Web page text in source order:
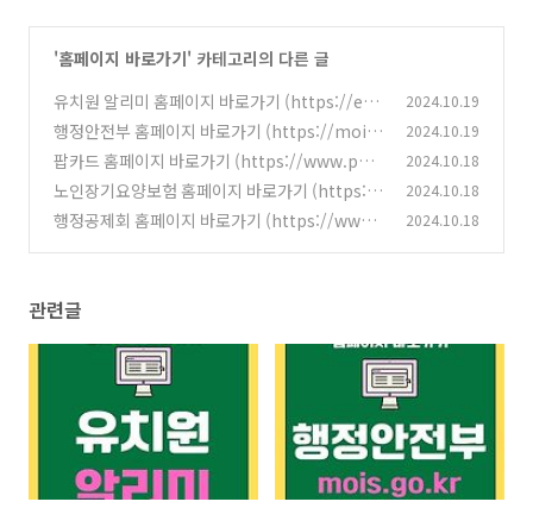
'홈페이지 바로가기' 카테고리의 다른 글
유치원 알리미 홈페이지 바로가기 (https://e-c
hildschoolinfo.moe.go.kr)
(3)
2024.10.19
행정안전부 홈페이지 바로가기 (https://mois.
go.kr)
(3)
2024.10.19
팝카드 홈페이지 바로가기 (https://www.pop
card.co.kr)
(5)
2024.10.18
노인장기요양보험 홈페이지 바로가기 (https://
www.longtermcare.or.kr) (3)
2024.10.18
행정공제회 홈페이지 바로가기 (https://www.
2024.10.18
관련글